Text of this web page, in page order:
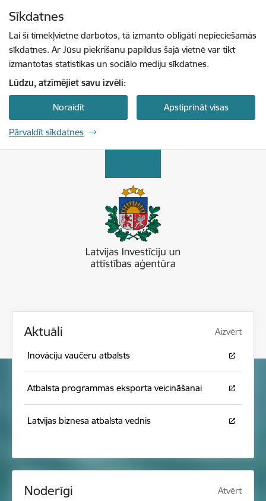
Sīkdatnes
Lai šī tīmekļvietne darbotos, tā izmanto obligāti nepieciešamās
sīkdatnes. Ar Jūsu piekrišanu papildus šajā vietnē var tikt
izmantotas statistikas un sociālo mediju sīkdatnes.
Lūdzu, atzīmējiet savu izvēli:
Noraidīt Apstiprināt visas
Pārvaldīt sīkdatnes
Aktuāli Aizvērt
Inovāciju vaučeru atbalsts
Atbalsta programmas eksporta veicināšanai
Latvijas biznesa atbalsta vednis
Noderīgi Atvērt